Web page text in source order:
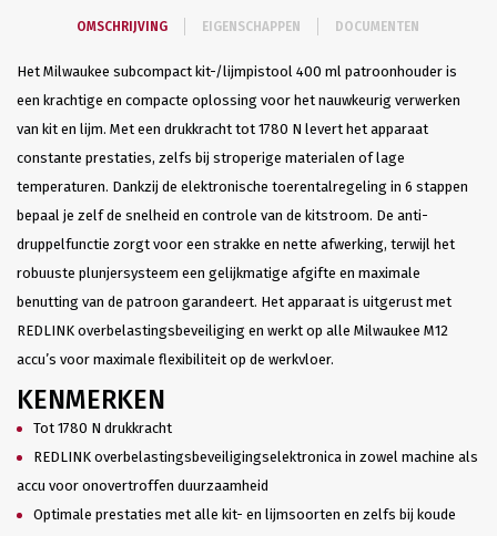
OMSCHRIJVING EIGENSCHAPPEN DOCUMENTEN
Het Milwaukee subcompact kit-/lijmpistool 400 ml patroonhouder is
een krachtige en compacte oplossing voor het nauwkeurig verwerken
van kit en lijm. Met een drukkracht tot 1780 N levert het apparaat
constante prestaties, zelfs bij stroperige materialen of lage
temperaturen. Dankzij de elektronische toerentalregeling in 6 stappen
bepaal je zelf de snelheid en controle van de kitstroom. De anti-
druppelfunctie zorgt voor een strakke en nette afwerking, terwijl het
robuuste plunjersysteem een gelijkmatige afgifte en maximale
benutting van de patroon garandeert. Het apparaat is uitgerust met
REDLINK overbelastingsbeveiliging en werkt op alle Milwaukee M12
accu’s voor maximale flexibiliteit op de werkvloer.
KENMERKEN
Tot 1780 N drukkracht
REDLINK overbelastingsbeveiligingselektronica in zowel machine als
accu voor onovertroffen duurzaamheid
Optimale prestaties met alle kit- en lijmsoorten en zelfs bij koude